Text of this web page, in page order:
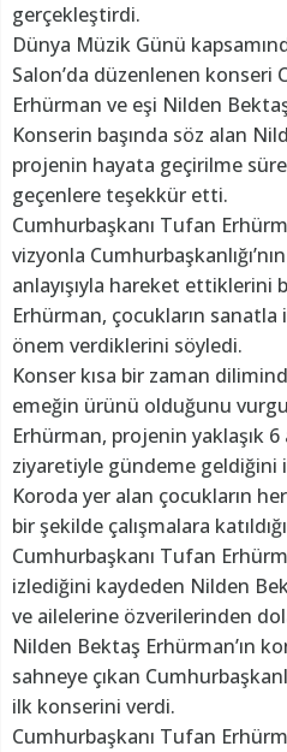
gerçekleştirdi.
Dünya Müzik Günü
Salon’da düzenlenen konseri
Erhürman ve eşi Nilden
Konserin başında söz alan
projenin hayata geçirilme
geçenlere teşekkür etti.
Cumhurbaşkanı Tufan
vizyonla
anlayışıyla hareket ettiklerini
Erhürman, çocukların
önem verdiklerini söyledi.
Konser kısa bir zaman
emeğin ürünü olduğunu
Erhürman, projenin yaklaşık 6
ziyaretiyle gündeme geldiğini
Koroda yer alan çocukların
bir şekilde çalışmalara
Cumhurbaşkanı Tufan
izlediğini kaydeden Nilden
ve ailelerine özverilerinden
Nilden Bektaş Erhürman’ın
sahneye çıkan
ilk konserini verdi.
Cumhurbaşkanı Tufan